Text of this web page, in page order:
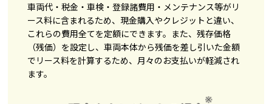
車両代・税金・車検・登録諸費用・メンテナンス等がリ
ース料に含まれるため、現金購入やクレジットと違い、
これらの費用全てを定額にできます。また、残存価格
（残価）を設定し、車両本体から残価を差し引いた金額
でリース料を計算するため、月々のお支払いが軽減され
ます。